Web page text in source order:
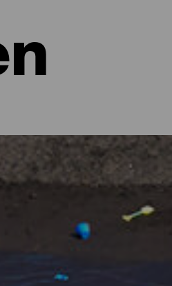
Je vindt er stadsstranden met